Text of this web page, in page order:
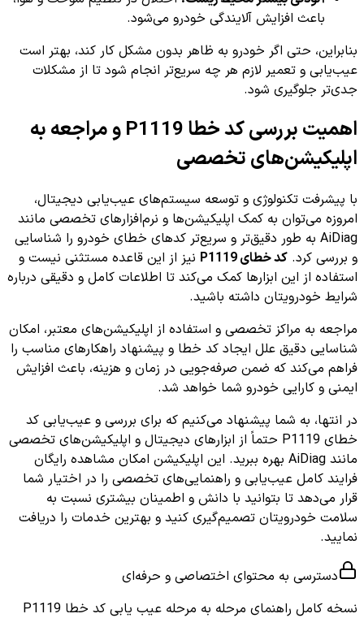
باعث افزایش آلایندگی خودرو می‌شود.
بنابراین، حتی اگر خودرو به ظاهر بدون مشکل کار کند، بهتر است
عیب‌یابی و تعمیر لازم هر چه سریع‌تر انجام شود تا از مشکلات
جدی‌تر جلوگیری شود.
اهمیت بررسی کد خطا P1119 و مراجعه به
اپلیکیشن‌های تخصصی
با پیشرفت تکنولوژی و توسعه سیستم‌های عیب‌یابی دیجیتال،
امروزه می‌توان به کمک اپلیکیشن‌ها و نرم‌افزارهای تخصصی مانند
AiDiag به طور دقیق‌تر و سریع‌تر کدهای خطای خودرو را شناسایی
و بررسی کرد. کد خطای P1119
نیز از این قاعده مستثنی نیست و
استفاده از این ابزارها کمک می‌کند تا اطلاعات کامل و دقیقی درباره
شرایط خودرویتان داشته باشید.
مراجعه به مراکز تخصصی و استفاده از اپلیکیشن‌های معتبر، امکان
شناسایی دقیق علل ایجاد کد خطا و پیشنهاد راهکارهای مناسب را
فراهم می‌کند که ضمن صرفه‌جویی در زمان و هزینه، باعث افزایش
ایمنی و کارایی خودرو شما خواهد شد.
در انتها، به شما پیشنهاد می‌کنیم که برای بررسی و عیب‌یابی کد
خطای P1119 حتماً از ابزارهای دیجیتال و اپلیکیشن‌های تخصصی
مانند AiDiag بهره ببرید. این اپلیکیشن امکان مشاهده رایگان
فرایند کامل عیب‌یابی و راهنمایی‌های تخصصی را در اختیار شما
قرار می‌دهد تا بتوانید با دانش و اطمینان بیشتری نسبت به
سلامت خودرویتان تصمیم‌گیری کنید و بهترین خدمات را دریافت
نمایید.
دسترسی به محتوای اختصاصی و حرفه‌ای
نسخه کامل راهنمای مرحله به مرحله عیب یابی کد خطا P1119